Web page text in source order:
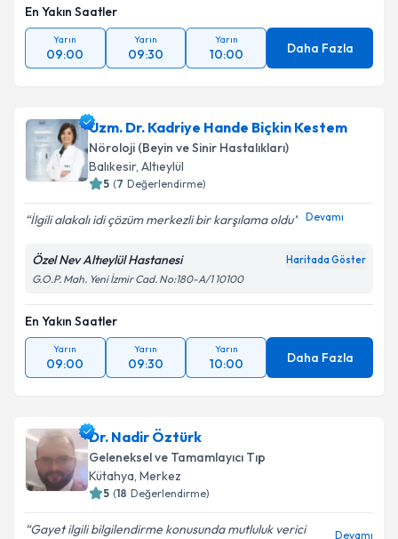
En Yakın Saatler
Yarın
09:00
Yarın
09:30
Yarın
10:00 Daha Fazla
Uzm. Dr. Kadriye Hande Biçkin Kestem
Nöroloji (Beyin ve Sinir Hastalıkları)
Balıkesir, Altıeylül
5 (7 Değerlendirme)
İlgili alakalı idi çözüm merkezli bir karşılama oldu Devamı
Özel Nev Altıeylül Hastanesi Haritada Göster
G.O.P. Mah. Yeni İzmir Cad. No:180-A/1 10100
En Yakın Saatler
Yarın
09:00
Yarın
09:30
Yarın
10:00 Daha Fazla
Dr. Nadir Öztürk
Geleneksel ve Tamamlayıcı Tıp
Kütahya, Merkez
5 (18 Değerlendirme)
Gayet ilgili bilgilendirme konusunda mutluluk verici Devamı